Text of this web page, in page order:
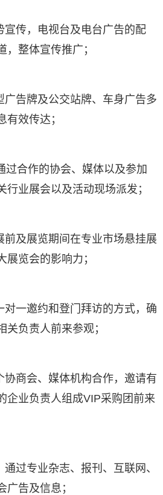
传，电视台及电台广告的配
，整体宣传推广；
告牌及公交站牌、车身广告多
有效传达；
合作的协会、媒体以及参加
行业展会以及活动现场派发；
及展览期间在专业市场悬挂展
展览会的影响力；
一邀约和登门拜访的方式，确
负责人前来参观；
商会、媒体机构合作，邀请有
企业负责人组成VIP采购团前来
过专业杂志、报刊、互联网、
广告及信息；